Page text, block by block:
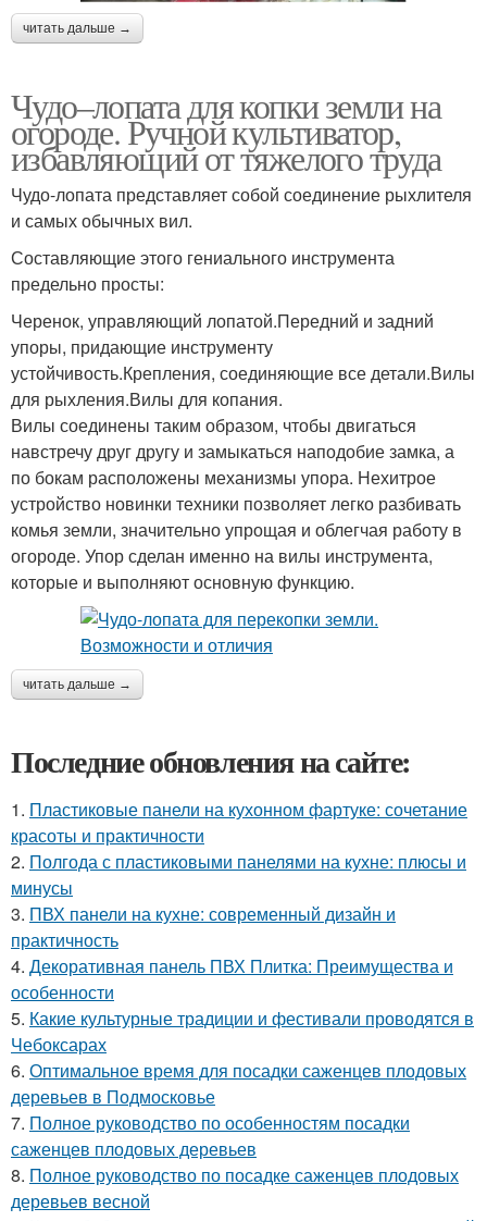
читать дальше →
Чудо–лопата для копки земли на
огороде. Ручной культиватор,
избавляющий от тяжелого труда
Чудо-лопата представляет собой соединение рыхлителя
и самых обычных вил.
Составляющие этого гениального инструмента
предельно просты:
Черенок, управляющий лопатой.Передний и задний
упоры, придающие инструменту
устойчивость.Крепления, соединяющие все детали.Вилы
для рыхления.Вилы для копания.
Вилы соединены таким образом, чтобы двигаться
навстречу друг другу и замыкаться наподобие замка, а
по бокам расположены механизмы упора. Нехитрое
устройство новинки техники позволяет легко разбивать
комья земли, значительно упрощая и облегчая работу в
огороде. Упор сделан именно на вилы инструмента,
которые и выполняют основную функцию.
читать дальше →
Последние обновления на сайте:
1. Пластиковые панели на кухонном фартуке: сочетание
красоты и практичности
2. Полгода с пластиковыми панелями на кухне: плюсы и
минусы
3. ПВХ панели на кухне: современный дизайн и
практичность
4. Декоративная панель ПВХ Плитка: Преимущества и
особенности
5. Какие культурные традиции и фестивали проводятся в
Чебоксарах
6. Оптимальное время для посадки саженцев плодовых
деревьев в Подмосковье
7. Полное руководство по особенностям посадки
саженцев плодовых деревьев
8. Полное руководство по посадке саженцев плодовых
деревьев весной